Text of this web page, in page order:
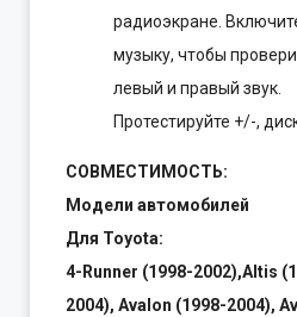
радиоэкране.
музыку, чтобы
левый и правый звук.
Протестируйте +/-,
СОВМЕСТИМОСТЬ:
Модели автомобилей
Для Toyota:
4-Runner (1998-2002),Altis
2004), Avalon (1998-2004),